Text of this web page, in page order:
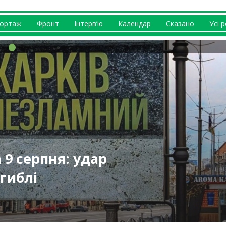
Фронт Інтерв’ю Календар Сказано Усі
РФ,
Колодязя
серпня: удар
у
на
град, Ізюм
у
погром